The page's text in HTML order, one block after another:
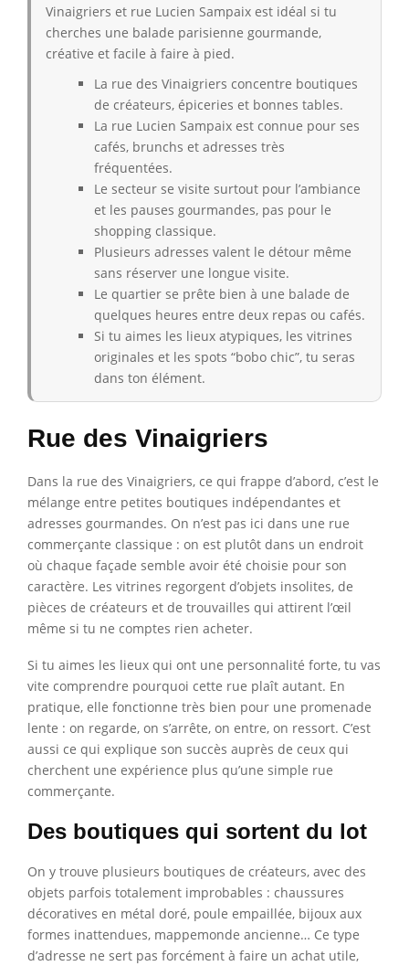
Vinaigriers et rue Lucien Sampaix est idéal si tu
cherches une balade parisienne gourmande,
créative et facile à faire à pied.
La rue des Vinaigriers concentre boutiques
de créateurs, épiceries et bonnes tables.
La rue Lucien Sampaix est connue pour ses
cafés, brunchs et adresses très
fréquentées.
Le secteur se visite surtout pour l’ambiance
et les pauses gourmandes, pas pour le
shopping classique.
Plusieurs adresses valent le détour même
sans réserver une longue visite.
Le quartier se prête bien à une balade de
quelques heures entre deux repas ou cafés.
Si tu aimes les lieux atypiques, les vitrines
originales et les spots “bobo chic”, tu seras
dans ton élément.
Rue des Vinaigriers
Dans la rue des Vinaigriers, ce qui frappe d’abord, c’est le
mélange entre petites boutiques indépendantes et
adresses gourmandes. On n’est pas ici dans une rue
commerçante classique : on est plutôt dans un endroit
où chaque façade semble avoir été choisie pour son
caractère. Les vitrines regorgent d’objets insolites, de
pièces de créateurs et de trouvailles qui attirent l’œil
même si tu ne comptes rien acheter.
Si tu aimes les lieux qui ont une personnalité forte, tu vas
vite comprendre pourquoi cette rue plaît autant. En
pratique, elle fonctionne très bien pour une promenade
lente : on regarde, on s’arrête, on entre, on ressort. C’est
aussi ce qui explique son succès auprès de ceux qui
cherchent une expérience plus qu’une simple rue
commerçante.
Des boutiques qui sortent du lot
On y trouve plusieurs boutiques de créateurs, avec des
objets parfois totalement improbables : chaussures
décoratives en métal doré, poule empaillée, bijoux aux
formes inattendues, mappemonde ancienne… Ce type
d’adresse ne sert pas forcément à faire un achat utile,